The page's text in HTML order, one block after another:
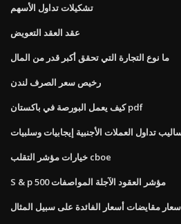
تشكيلات تداول الأسهم
عقد العقد التعويض
ما نوع التجارة التي تحقق أكبر قدر من المال
رخيص سعر الصرف لندن
كيف يعمل البورصة في باكستان pdf
تداول العملات الأجنبية إيجابيات وسلبيات
خيارات مؤشر التقلب cboe
S & p 500 مؤشر العقود الآجلة المواصفات
مقايضات أسعار الفائدة على سبيل المثال